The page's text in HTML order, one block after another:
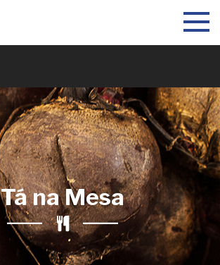
Toggle
Tá na Mesa